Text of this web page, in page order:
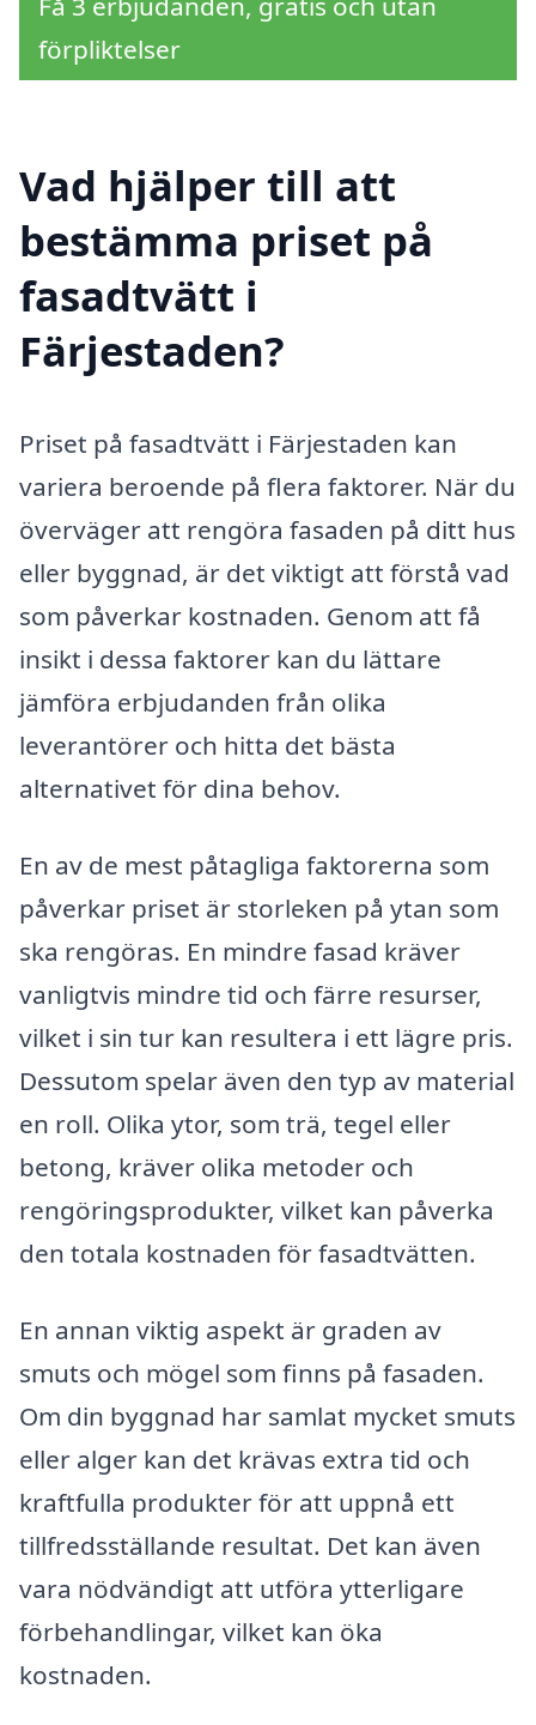
förpliktelser
Vad hjälper till att
bestämma priset på
fasadtvätt i
Färjestaden?
Priset på fasadtvätt i Färjestaden kan
variera beroende på flera faktorer. När du
överväger att rengöra fasaden på ditt hus
eller byggnad, är det viktigt att förstå vad
som påverkar kostnaden. Genom att få
insikt i dessa faktorer kan du lättare
jämföra erbjudanden från olika
leverantörer och hitta det bästa
alternativet för dina behov.
En av de mest påtagliga faktorerna som
påverkar priset är storleken på ytan som
ska rengöras. En mindre fasad kräver
vanligtvis mindre tid och färre resurser,
vilket i sin tur kan resultera i ett lägre pris.
Dessutom spelar även den typ av material
en roll. Olika ytor, som trä, tegel eller
betong, kräver olika metoder och
rengöringsprodukter, vilket kan påverka
den totala kostnaden för fasadtvätten.
En annan viktig aspekt är graden av
smuts och mögel som finns på fasaden.
Om din byggnad har samlat mycket smuts
eller alger kan det krävas extra tid och
kraftfulla produkter för att uppnå ett
tillfredsställande resultat. Det kan även
vara nödvändigt att utföra ytterligare
förbehandlingar, vilket kan öka
kostnaden.